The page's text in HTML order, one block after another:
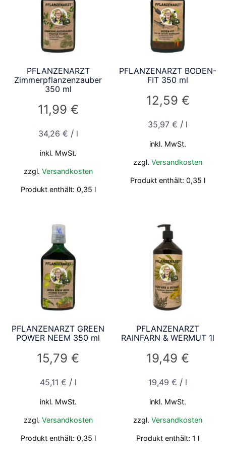
PFLANZENARZT
Zimmerpflanzenzauber
350 ml
11,99 €
34,26 € / l
inkl. MwSt.
zzgl. Versandkosten
Produkt enthält: 0,35 l
PFLANZENARZT BODEN-
FIT 350 ml
12,59 €
35,97€ / l
inkl. MwSt.
zzgl.Versandkosten
Produkt enthält: 0,35 l
PFLANZENARZT GREEN
POWER NEEM 350 ml
15,79€
45,11 € / l
inkl. MwSt.
zzgl. Versandkosten
Produkt enthält: 0,35 l
PFLANZENARZT
RAINFARN & WERMUT 1l
19,49€
19,49€ / l
inkl. MwSt.
zzgl.Versandkosten
Produkt enthält: 1 l